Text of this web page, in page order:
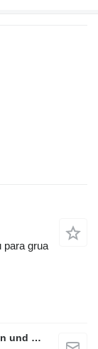
para grua
G.M.T. Handel mit gerbrauchten Mobilkranen und Baumaschinen